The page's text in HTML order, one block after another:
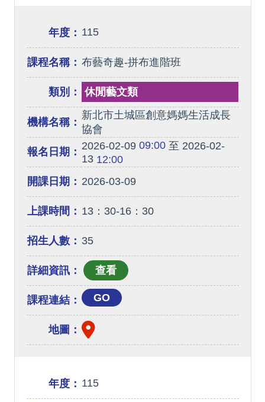
年度： 115
課程名稱： 布藝奇趣-拼布進階班
類別： 休閒藝文類
機構名稱：
新北市土城區創意媽媽生活成長
協會
報名日期： 2026-02-0909:00至 2026-02-
1312:00
開課日期： 2026-03-09
上課時間： 13：30-16：30
招生人數： 35
詳細資訊：
課程連結： GO
地圖：
年度： 115